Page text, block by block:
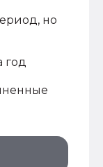
но
год